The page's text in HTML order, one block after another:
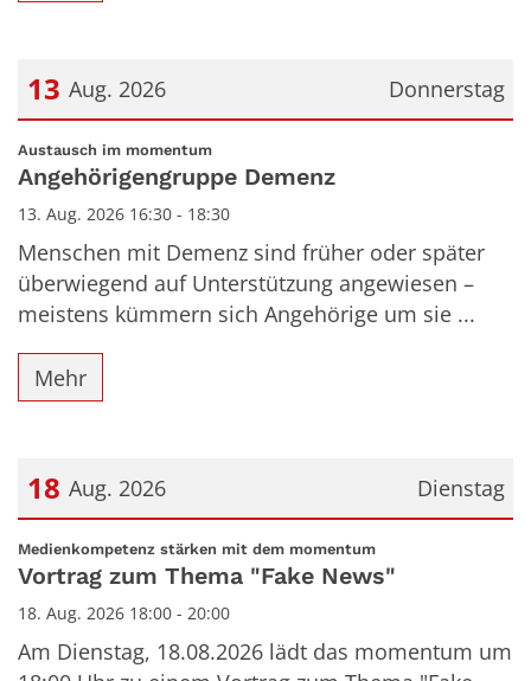
Donnerstag
13 Aug. 2026
Datum: 13. August 2026
Austausch im momentum:
Angehörigengruppe Demenz
13. Aug. 2026 16:30 - 18:30
Menschen mit Demenz sind früher oder später
überwiegend auf Unterstützung angewiesen –
meistens kümmern sich Angehörige um sie ...
Mehr
Dienstag
18 Aug. 2026
Datum: 18. August 2026
Medienkompetenz stärken mit dem momentum:
Vortrag zum Thema "Fake News"
18. Aug. 2026 18:00 - 20:00
Am Dienstag, 18.08.2026 lädt das momentum um